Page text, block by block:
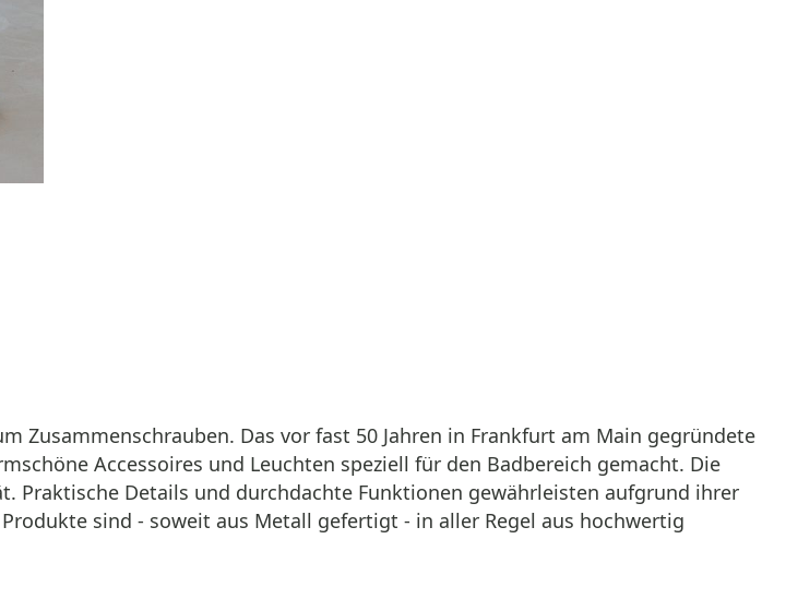
Zusammenschrauben. Das vor fast 50 Jahren in Frankfurt am Main gegründete
Accessoires und Leuchten speziell für den Badbereich gemacht. Die
Praktische Details und durchdachte Funktionen gewährleisten aufgrund ihrer
sind - soweit aus Metall gefertigt - in aller Regel aus hochwertig